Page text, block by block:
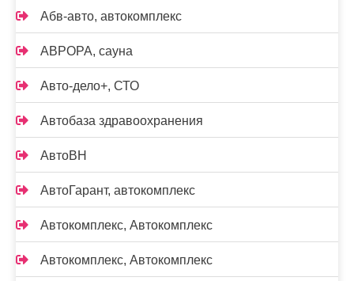
Абв-авто, автокомплекс
АВРОРА, сауна
Авто-дело+, СТО
Автобаза здравоохранения
АвтоВН
АвтоГарант, автокомплекс
Автокомплекс, Автокомплекс
Автокомплекс, Автокомплекс